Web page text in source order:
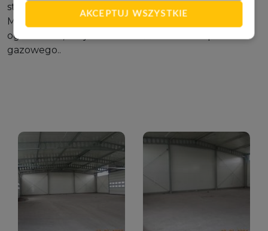
AKCEPTUJ WSZYSTKIE
stron. Posiada plac manewrowy wybrukowany.
Możliwość dowolnej aranżacji hali. Hala nie posiada
ogrzewania, ale jest możliwość założenia np.
gazowego..